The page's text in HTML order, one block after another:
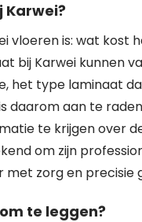
vloeren is: wat kost
bij Karwei kunnen
het type laminaat
daarom aan te
te krijgen over
om zijn
zorg en precisie
te leggen?